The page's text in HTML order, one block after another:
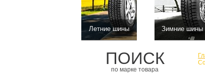
Летние шины Зимние шины
ПОИСК
по марке товара